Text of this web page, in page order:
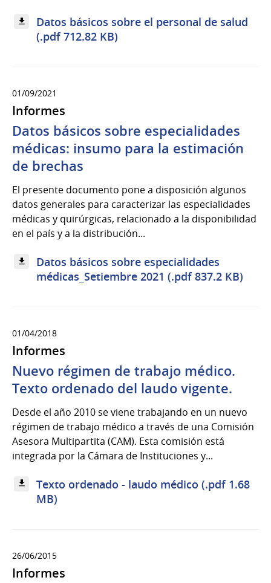
Datos básicos sobre el personal de salud
(.pdf 712.82 KB)
01/09/2021
Informes
Datos básicos sobre especialidades
médicas: insumo para la estimación
de brechas
El presente documento pone a disposición algunos
datos generales para caracterizar las especialidades
médicas y quirúrgicas, relacionado a la disponibilidad
en el país y a la distribución...
Datos básicos sobre especialidades
médicas_Setiembre 2021 (.pdf 837.2 KB)
01/04/2018
Informes
Nuevo régimen de trabajo médico.
Texto ordenado del laudo vigente.
Desde el año 2010 se viene trabajando en un nuevo
régimen de trabajo médico a través de una Comisión
Asesora Multipartita (CAM). Esta comisión está
integrada por la Cámara de Instituciones y...
Texto ordenado - laudo médico (.pdf 1.68
MB)
26/06/2015
Informes